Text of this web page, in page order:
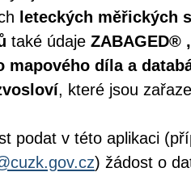
leteckých měřických
také údaje ZABAGED®
mapového díla a
, které jsou
podat v této aplikaci
) žádost o